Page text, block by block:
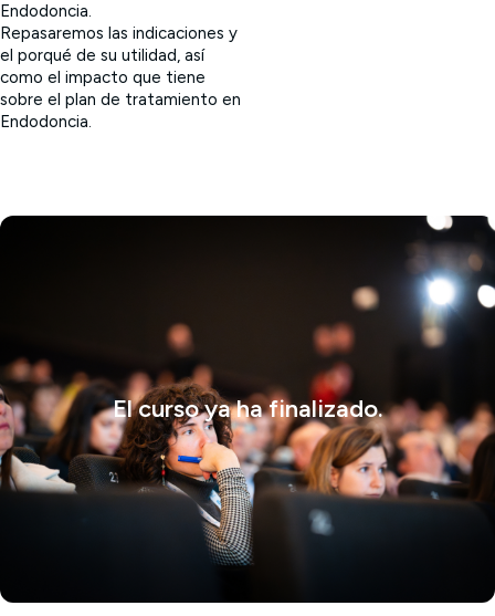
Endodoncia.
Repasaremos las indicaciones y
el porqué de su utilidad, así
como el impacto que tiene
sobre el plan de tratamiento en
Endodoncia.
El curso ya ha finalizado.